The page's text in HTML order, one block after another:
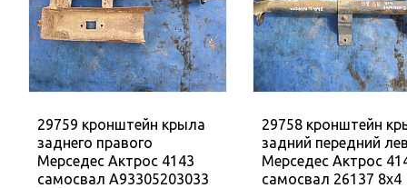
29759 кронштейн крыла
заднего правого
Мерседес Актрос 4143
самосвал A93305203033
29758 кронштейн
задний передний
Мерседес Актрос
самосвал 26137 8x4